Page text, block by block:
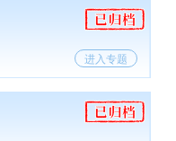
进入专题